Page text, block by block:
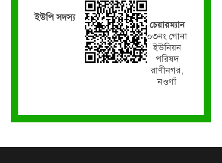
ইউপি সদস্য
চেয়ারম্যান
০৩নং গোনা
ইউনিয়ন
পরিষদ
রাণীনগর,
নওগাঁ